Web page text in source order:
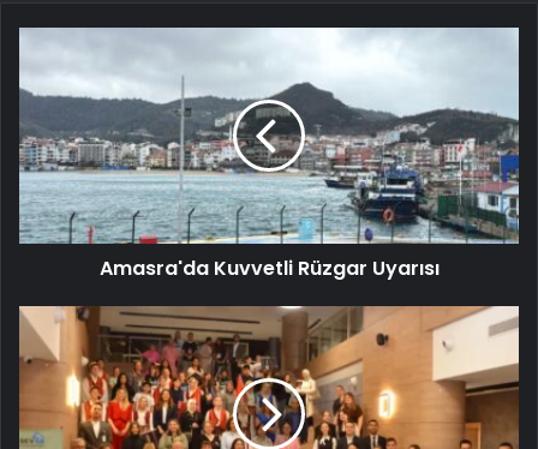
Amasra'da Kuvvetli Rüzgar Uyarısı